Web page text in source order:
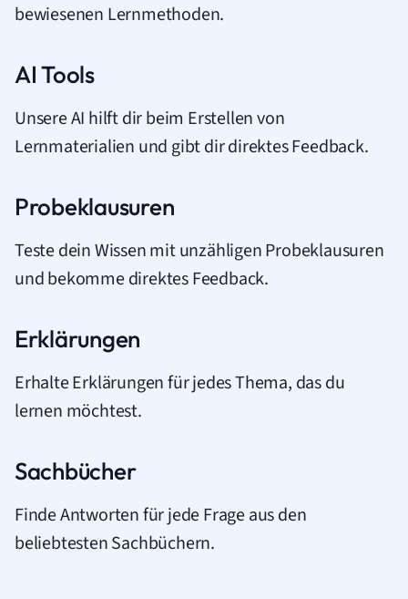
bewiesenen Lernmethoden.
AI Tools
Unsere AI hilft dir beim Erstellen von
Lernmaterialien und gibt dir direktes Feedback.
Probeklausuren
Teste dein Wissen mit unzähligen Probeklausuren
und bekomme direktes Feedback.
Erklärungen
Erhalte Erklärungen für jedes Thema, das du
lernen möchtest.
Sachbücher
Finde Antworten für jede Frage aus den
beliebtesten Sachbüchern.